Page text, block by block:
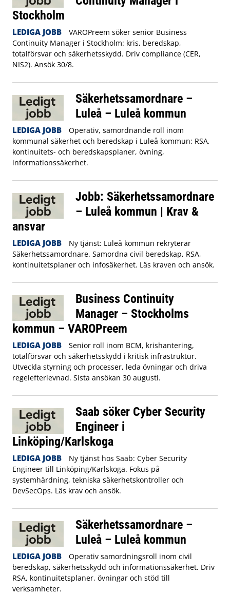
Stockholm
LEDIGA JOBB
VAROPreem söker senior Business
Continuity Manager i Stockholm: kris, beredskap,
totalförsvar och säkerhetsskydd. Driv compliance (CER,
NIS2). Ansök 30/8.
Säkerhetssamordnare –
Luleå – Luleå kommun
LEDIGA JOBB
Operativ, samordnande roll inom
kommunal säkerhet och beredskap i Luleå kommun: RSA,
kontinuitets- och beredskapsplaner, övning,
informationssäkerhet.
Jobb: Säkerhetssamordnare
– Luleå kommun | Krav &
ansvar
LEDIGA JOBB
Ny tjänst: Luleå kommun rekryterar
Säkerhetssamordnare. Samordna civil beredskap, RSA,
kontinuitetsplaner och infosäkerhet. Läs kraven och ansök.
Business Continuity
Manager – Stockholms
kommun – VAROPreem
LEDIGA JOBB
Senior roll inom BCM, krishantering,
totalförsvar och säkerhetsskydd i kritisk infrastruktur.
Utveckla styrning och processer, leda övningar och driva
regelefterlevnad. Sista ansökan 30 augusti.
Saab söker Cyber Security
Engineer i
Linköping/Karlskoga
LEDIGA JOBB
Ny tjänst hos Saab: Cyber Security
Engineer till Linköping/Karlskoga. Fokus på
systemhärdning, tekniska säkerhetskontroller och
DevSecOps. Läs krav och ansök.
Säkerhetssamordnare –
Luleå – Luleå kommun
LEDIGA JOBB
Operativ samordningsroll inom civil
beredskap, säkerhetsskydd och informationssäkerhet. Driv
RSA, kontinuitetsplaner, övningar och stöd till
verksamheter.